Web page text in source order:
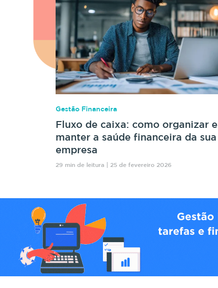
Gestão Financeira
Fluxo de caixa: como organizar e
manter a saúde financeira da sua
empresa
29 min de leitura | 25 de fevereiro 2026